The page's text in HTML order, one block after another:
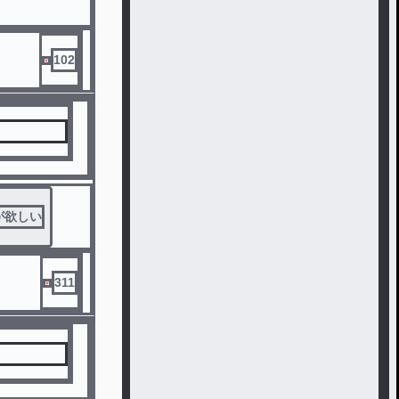
102
欲しい
311